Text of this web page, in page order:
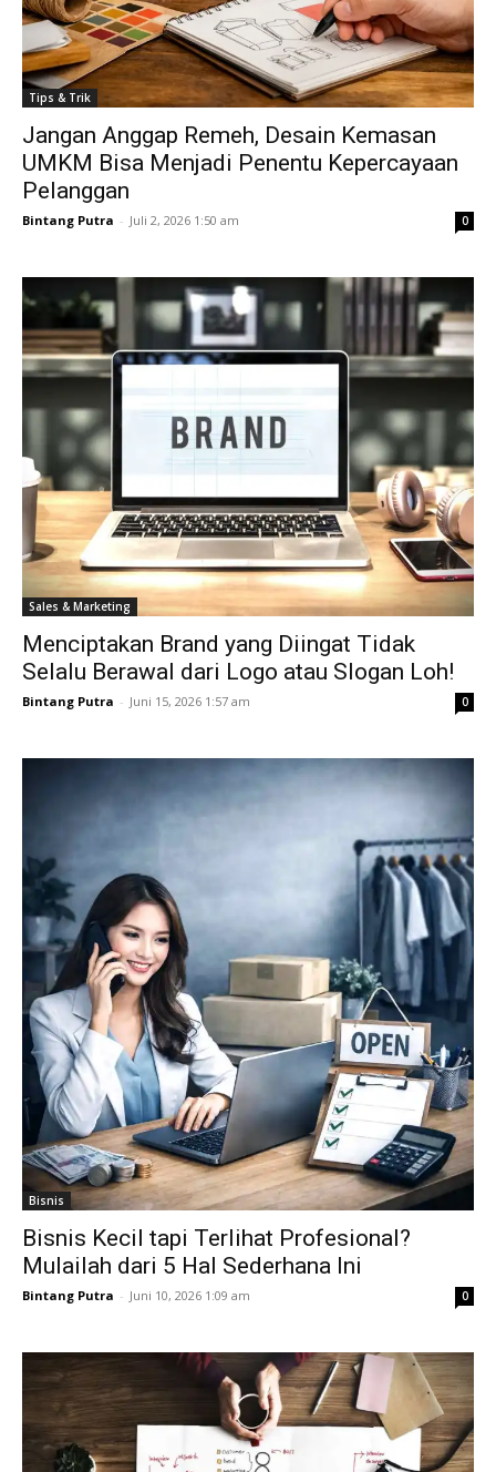
Tips & Trik
Jangan Anggap Remeh, Desain Kemasan
UMKM Bisa Menjadi Penentu Kepercayaan
Pelanggan
Bintang Putra - Juli 2, 2026 1:50 am 0
Sales & Marketing
Menciptakan Brand yang Diingat Tidak
Selalu Berawal dari Logo atau Slogan Loh!
Bintang Putra - Juni 15, 2026 1:57 am 0
Bisnis
Bisnis Kecil tapi Terlihat Profesional?
Mulailah dari 5 Hal Sederhana Ini
Bintang Putra - Juni 10, 2026 1:09 am 0